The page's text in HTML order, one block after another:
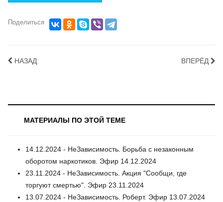
Поделиться
НАЗАД ВПЕРЁД
МАТЕРИАЛЫ ПО ЭТОЙ ТЕМЕ
14.12.2024 - НеЗависимость. Борьба с незаконным
оборотом наркотиков. Эфир 14.12.2024
23.11.2024 - НеЗависимость. Акция "Сообщи, где
торгуют смертью". Эфир 23.11.2024
13.07.2024 - НеЗависимость. Роберт. Эфир 13.07.2024